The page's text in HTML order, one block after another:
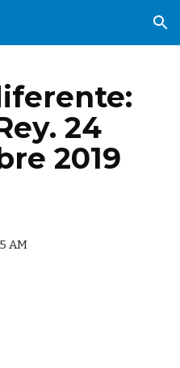
Skip to navigation
24
2019
AM